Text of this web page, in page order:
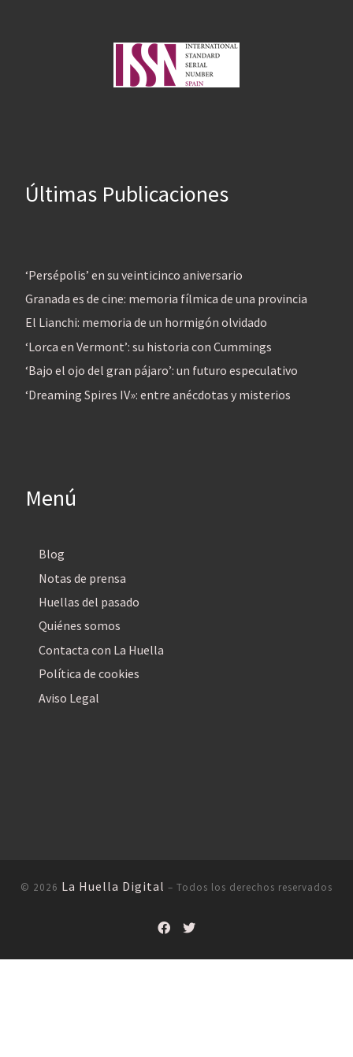
Últimas Publicaciones
‘Persépolis’ en su veinticinco aniversario
Granada es de cine: memoria fílmica de una provincia
El Lianchi: memoria de un hormigón olvidado
‘Lorca en Vermont’: su historia con Cummings
‘Bajo el ojo del gran pájaro’: un futuro especulativo
‘Dreaming Spires IV»: entre anécdotas y misterios
Menú
Blog
Notas de prensa
Huellas del pasado
Quiénes somos
Contacta con La Huella
Política de cookies
Aviso Legal
© 2026 La Huella Digital – Todos los derechos reservados